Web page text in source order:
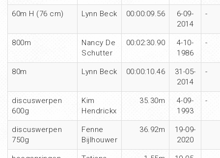
60m H (76 cm) Lynn Beck 00:00:09.56
6-09-
2014
-
800m
Nancy De
Schutter
00:02:30.90
4-10-
1986
-
80m Lynn Beck 00:00:10.46
31-05-
2014
-
discuswerpen
600g
Kim
Hendrickx
35.30m
4-09-
1993
-
discuswerpen
750g
Fenne
Bijlhouwer
36.92m
19-09-
2020